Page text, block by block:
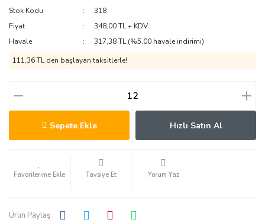
Stok Kodu
318
Fiyat
348,00 TL + KDV
Havale
317,38 TL (%5,00 havale indirimi)
111,36 TL den başlayan taksitlerle!
Sepete Ekle Hızlı Satın Al
Tavsiye Et Yorum Yaz
Ürün Paylaş :